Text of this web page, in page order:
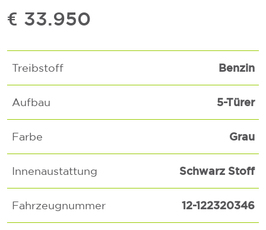
€ 33.950
Treibstoff Benzin
Aufbau 5-Türer
Farbe Grau
Innenaustattung Schwarz Stoff
Fahrzeugnummer 12-122320346